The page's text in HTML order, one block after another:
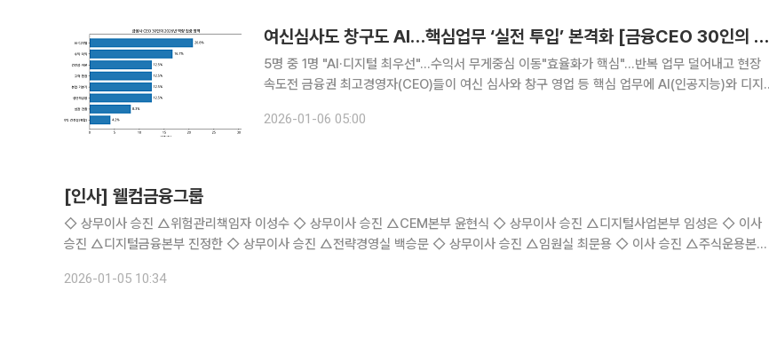
여신심사도 창구도 AI…핵심업무 ‘실전 투입’ 본격화 [금융CEO 30인의 생존 경영]
5명 중 1명 "AI·디지털 최우선"…수익서 무게중심 이동"효율화가 핵심"…반복 업무 덜어내고 현장
속도전 금융권 최고경영자(CEO)들이 여신 심사와 창구 영업 등 핵심 업무에 AI(인공지능)와 디지
2026-01-06 05:00
[인사] 웰컴금융그룹
◇ 상무이사 승진 △위험관리책임자 이성수 ◇ 상무이사 승진 △CEM본부 윤현식 ◇ 상무이사 승진 △디지털사업본부 임성은 ◇ 이사
승진 △디지털금융본부 진정한 ◇ 상무이사 승진 △전략경영실 백승문 ◇ 상무이사 승진 △임원실 최문용 ◇ 이사 승진 △주식운용본부
2026-01-05 10:34